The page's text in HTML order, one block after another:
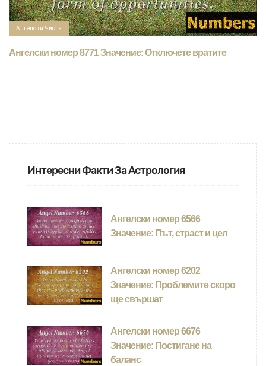
Ангелски Числа
Ангелски номер 8771 Значение: Отключете вратите
Интересни Факти За Астрология
Ангелски номер 6566
Значение: Път, страст и цел
Ангелски номер 6202
Значение: Проблемите скоро
ще свършат
Ангелски номер 6676
Значение: Постигане на
баланс